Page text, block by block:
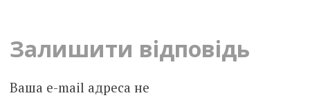
Залишити відповідь
Ваша e-mail адреса не